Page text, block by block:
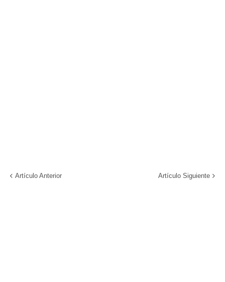
Artículo Anterior Artículo Siguiente